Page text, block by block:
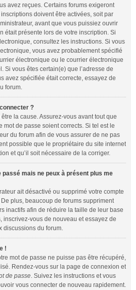
avez reçues. Certains forums exigeront
doivent être activées, soit par
avant que vous puissiez ouvrir
était présente lors de votre inscription. Si
consultez les instructions. Si vous
vous avez probablement spécifié
électronique ou le courrier électronique
Si vous êtes certain(e) que l’adresse de
avez spécifiée était correcte, essayez de
forum.
?
la cause. Assurez-vous avant tout que
mot de passe soient corrects. Si tel est le
du forum afin de vous assurer de ne pas
possible que le propriétaire du site internet
et qu’il soit nécessaire de la corriger.
passé mais ne peux à présent plus me
ait désactivé ou supprimé votre compte
plus, beaucoup de forums suppriment
inactifs afin de réduire la taille de leur base
inscrivez-vous de nouveau et essayez de
discussions du forum.
!
mot de passe ne puisse pas être récupéré,
Rendez-vous sur la page de connexion et
de passe. Suivez les instructions et vous
vous connecter de nouveau rapidement.